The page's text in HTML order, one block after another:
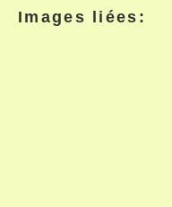
Images liées: